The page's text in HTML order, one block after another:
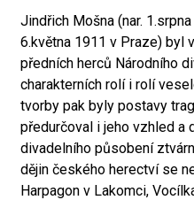
Jindřich Mošna (nar.
6.května 1911 v Praze) byl
předních herců Národního
charakterních rolí i rolí
tvorby pak byly postavy
předurčoval i jeho vzhled a
divadelního působení
dějin českého herectví se
Harpagon v Lakomci,